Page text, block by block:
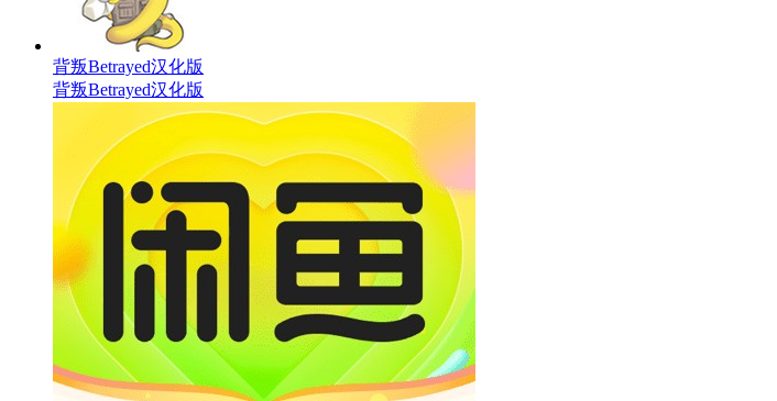
背叛Betrayed汉化版
背叛Betrayed汉化版